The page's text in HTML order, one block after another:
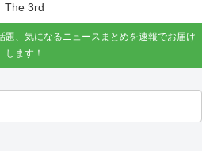
The 3rd
題、気になるニュースまとめを速報でお届け
します！